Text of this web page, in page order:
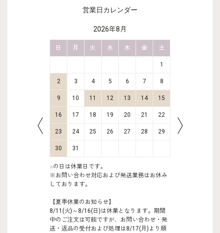
営業日カレンダー
2026年8月
日 月 火 水 木 金 土
1
2 3 4 5 6 7 8
9 10 11 12 13 14 15
16 17 18 19 20 21 22
23 24 25 26 27 28 29
30 31
■の日は休業日です。
※お問い合わせ対応および発送業務はお休み
しております。
【夏季休業のお知らせ】
8/11(火)～8/16(日)は休業となります。期間
中のご注文は可能ですが、お問い合わせ・発
送・返品の受付および処理は8/17(月)より順